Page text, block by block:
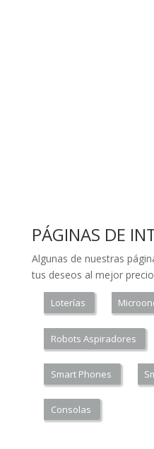
PÁGINAS DE
Algunas de nuestras
tus deseos al mejor
Loterías
Robots Aspiradores
Smart Phones
Consolas